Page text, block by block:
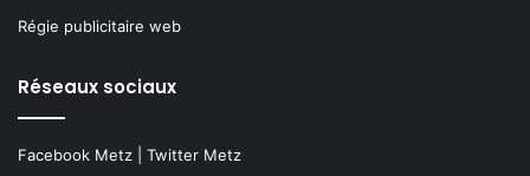
Régie publicitaire web
Réseaux sociaux
Facebook Metz Twitter Metz